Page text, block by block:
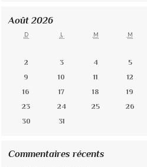
Août 2026
D L M M
2
3 4 5
9
10 11 12
16
17 18 19
23
24 25 26
30
31
Commentaires récents